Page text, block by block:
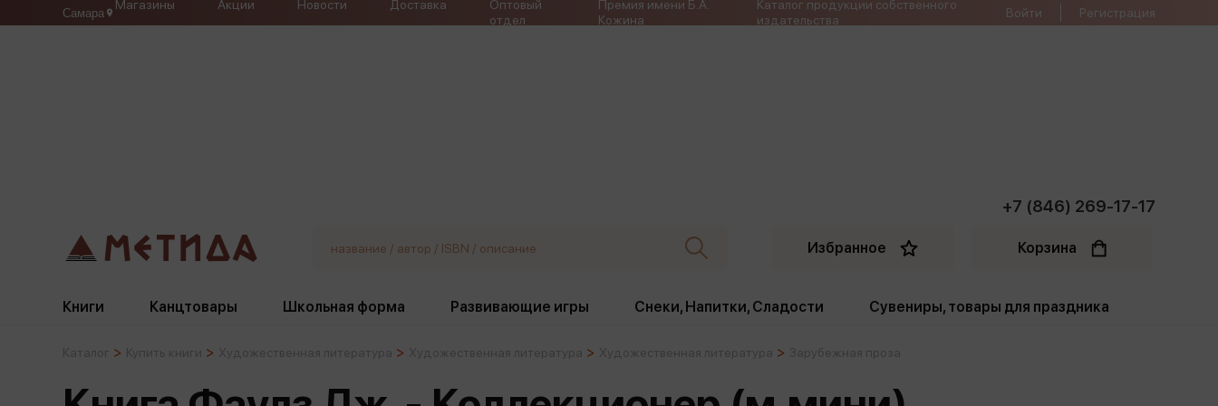
Самара
Магазины Акции Новости Доставка
Оптовый
отдел
Премия имени Б.А.
Кожина
Каталог продукции собственного
издательства
Войти Регистрация
+7 (846) 269-17-17
Избранное Корзина
Книги Канцтовары Школьная форма Развивающие игры Снеки, Напитки, Сладости Сувениры, товары для праздника